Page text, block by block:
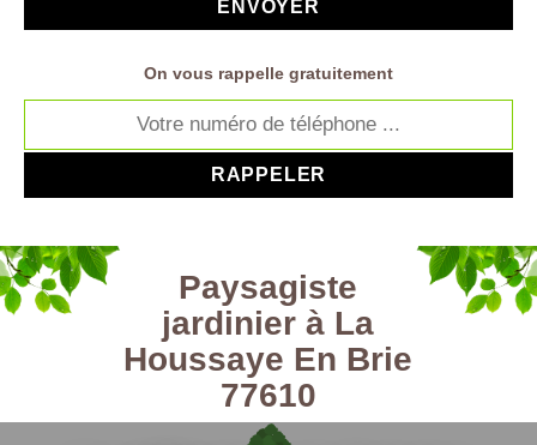
On vous rappelle gratuitement
Paysagiste
jardinier à La
Houssaye En Brie
77610